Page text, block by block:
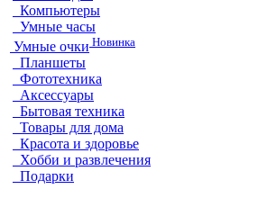
Компьютеры
Умные часы
Умные очки Новинка
Планшеты
Фототехника
Аксессуары
Бытовая техника
Товары для дома
Красота и здоровье
Хобби и развлечения
Подарки